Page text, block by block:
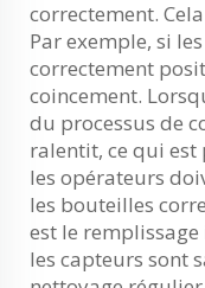
correctement.
Par exemple, si
correctement
coincement.
du processus de
ralentit, ce qui
les opérateurs
les bouteilles
est le
les capteurs sont